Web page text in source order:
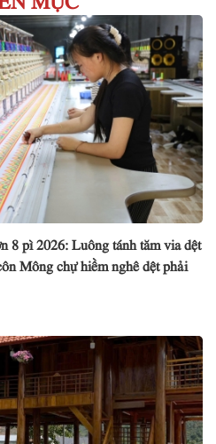
8 pì 2026: Luông tánh tăm via dệt
Mông chự hiềm nghê dệt phải